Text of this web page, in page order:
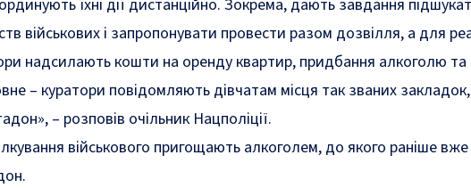
їхні дії дистанційно. Зокрема, дають завдання
військових і запропонувати провести разом дозвілля, а для
надсилають кошти на оренду квартир, придбання алкоголю та
– куратори повідомляють дівчатам місця так званих
, – розповів очільник Нацполіції.
військового пригощають алкоголем, до якого раніше